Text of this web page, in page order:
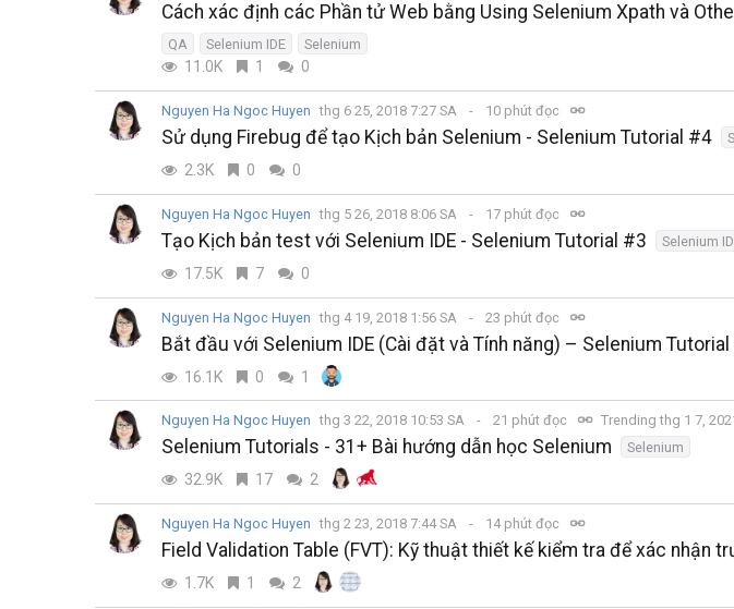
Cách xác định các Phần tử Web bằng Using Selenium Xpath và
QA Selenium IDE Selenium
11.0K 1 0
Nguyen Ha Ngoc Huyen thg 6 25, 2018 7:27 SA 10 phút đọc
Sử dụng Firebug để tạo Kịch bản Selenium - Selenium Tutorial #4
2.3K 0 0
Nguyen Ha Ngoc Huyen thg 5 26, 2018 8:06 SA 17 phút đọc
Tạo Kịch bản test với Selenium IDE - Selenium Tutorial #3 Selenium
17.5K 7 0
Nguyen Ha Ngoc Huyen thg 4 19, 2018 1:56 SA 23 phút đọc
Bắt đầu với Selenium IDE (Cài đặt và Tính năng) – Selenium
16.1K 0 1
Nguyen Ha Ngoc Huyen thg 3 22, 2018 10:53 SA 21 phút đọc Trending thg 1 7,
Selenium Tutorials - 31+ Bài hướng dẫn học Selenium Selenium
32.9K 17 2
Nguyen Ha Ngoc Huyen thg 2 23, 2018 7:44 SA 14 phút đọc
Field Validation Table (FVT): Kỹ thuật thiết kế kiểm tra để xác nhận
1.7K 1 2